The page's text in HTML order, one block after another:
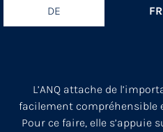
DE FR
L’ANQ attache de
facilement compréhensible
Pour ce faire, elle s’appuie